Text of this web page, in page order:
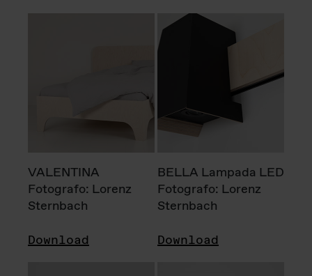
VALENTINA
Fotografo: Lorenz
Sternbach
Download
BELLA Lampada LED
Fotografo: Lorenz
Sternbach
Download